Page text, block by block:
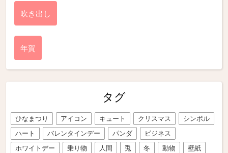
吹き出し
年賀
タグ
ひなまつり アイコン キュート クリスマス
シンボル
ハート
バレンタインデー パンダ
ビジネス
ホワイトデー
乗り物 人間 兎 冬 動物
壁紙